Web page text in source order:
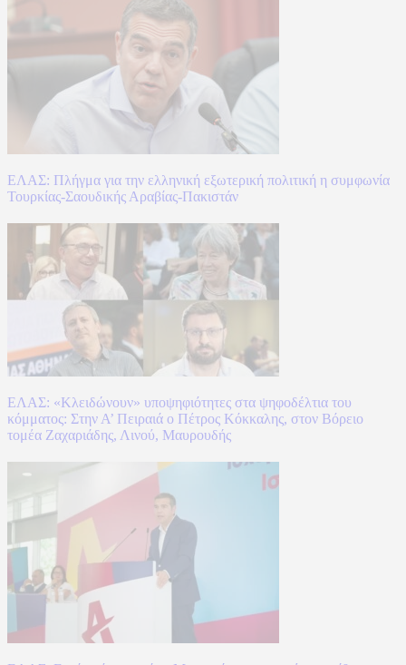
ΕΛΑΣ: Πλήγμα για την ελληνική εξωτερική πολιτική η συμφωνία
Τουρκίας-Σαουδικής Αραβίας-Πακιστάν
ΕΛΑΣ: «Κλειδώνουν» υποψηφιότητες στα ψηφοδέλτια του
κόμματος: Στην Α’ Πειραιά ο Πέτρος Κόκκαλης, στον Βόρειο
τομέα Ζαχαριάδης, Λινού, Μαυρουδής